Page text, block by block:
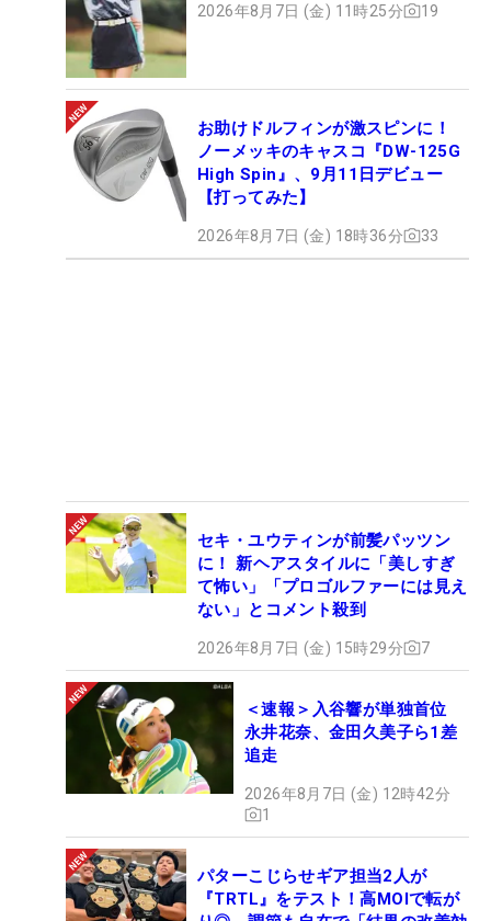
2026年8月7日 (金) 11時25分 19
お助けドルフィンが激スピンに！
ノーメッキのキャスコ『DW-125G
High Spin』、9月11日デビュー
【打ってみた】
2026年8月7日 (金) 18時36分 33
セキ・ユウティンが前髪パッツン
に！ 新ヘアスタイルに「美しすぎ
て怖い」「プロゴルファーには見え
ない」とコメント殺到
2026年8月7日 (金) 15時29分 7
＜速報＞入谷響が単独首位
永井花奈、金田久美子ら1差
追走
2026年8月7日 (金) 12時42分
1
パターこじらせギア担当2人が
『TRTL』をテスト！高MOIで転が